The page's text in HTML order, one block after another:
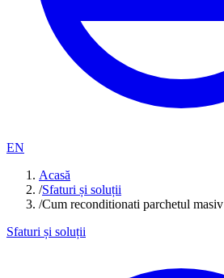
EN
Acasă
/Sfaturi și soluții
/Cum reconditionati parchetul masiv
Sfaturi și soluții